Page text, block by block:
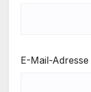
E-Mail-Adresse